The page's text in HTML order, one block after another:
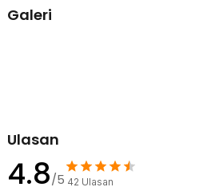
Rincian yang Anda dapatkan untuk
Galeri
Ulasan
4.8/5 42 Ulasan